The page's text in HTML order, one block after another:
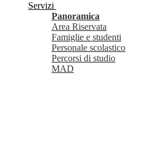
Servizi
Panoramica
Area Riservata
Famiglie e studenti
Personale scolastico
Percorsi di studio
MAD